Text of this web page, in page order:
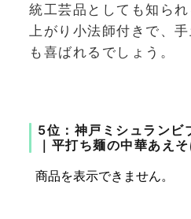
統工芸品としても知ら
上がり小法師付きで、
も喜ばれるでしょう。
5位：神戸ミシュランビ
｜平打ち麺の中華あえ